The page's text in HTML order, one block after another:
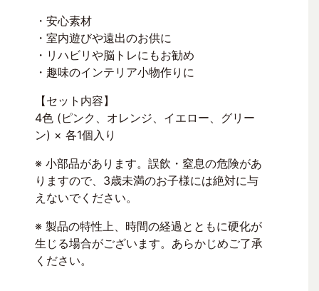
・安心素材
・室内遊びや遠出のお供に
・リハビリや脳トレにもお勧め
・趣味のインテリア小物作りに
【セット内容】
4色 (ピンク、オレンジ、イエロー、グリー
ン) × 各1個入り
※ 小部品があります。誤飲・窒息の危険があ
りますので、3歳未満のお子様には絶対に与
えないでください。
※ 製品の特性上、時間の経過とともに硬化が
生じる場合がございます。あらかじめご了承
ください。